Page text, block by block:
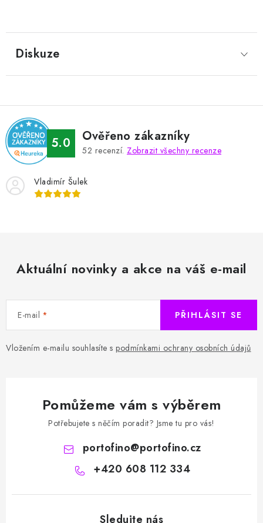
Diskuze
5.0 Ověřeno zákazníky
52 recenzí. Zobrazit všechny recenze
Vladimír Šulek
Aktuální novinky a akce na váš e-mail
E-mail
Vložením e-mailu souhlasíte s podmínkami ochrany osobních údajů
PŘIHLÁSIT SE
Pomůžeme vám s výběrem
Potřebujete s něčím poradit? Jsme tu pro vás!
portofino@portofino.cz
+420 608 112 334